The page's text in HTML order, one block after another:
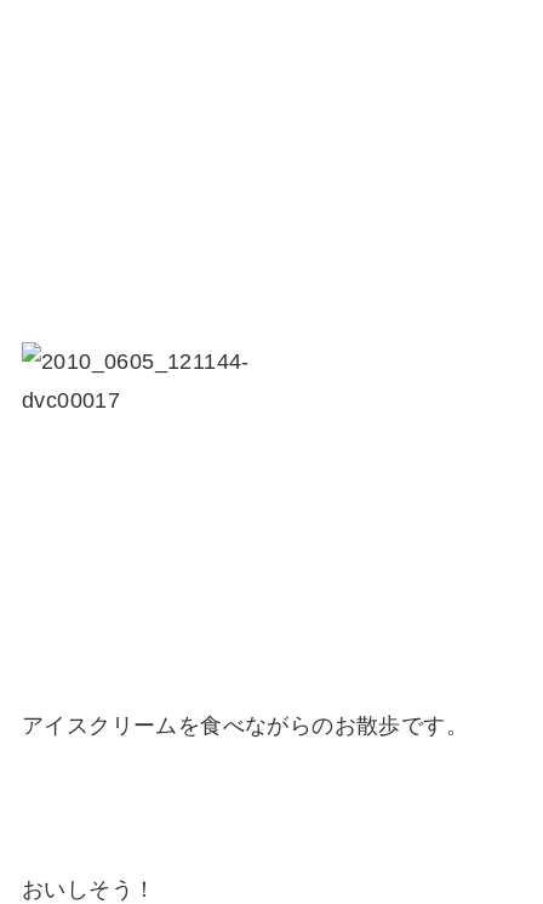
アイスクリームを食べながらのお散歩です。
おいしそう！